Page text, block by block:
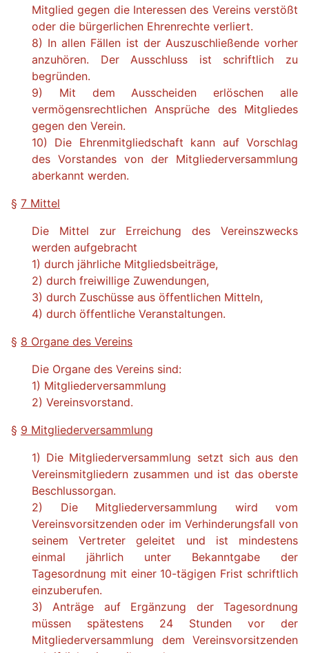
Mitglied gegen die Interessen des Vereins verstößt
oder die bürgerlichen Ehrenrechte verliert.
8) In allen Fällen ist der Auszuschließende vorher
anzuhören. Der Ausschluss ist schriftlich zu
begründen.
9) Mit dem Ausscheiden erlöschen alle
vermögensrechtlichen Ansprüche des Mitgliedes
gegen den Verein.
10) Die Ehrenmitgliedschaft kann auf Vorschlag
des Vorstandes von der Mitgliederversammlung
aberkannt werden.
§ 7 Mittel
Die Mittel zur Erreichung des Vereinszwecks
werden aufgebracht
1) durch jährliche Mitgliedsbeiträge,
2) durch freiwillige Zuwendungen,
3) durch Zuschüsse aus öffentlichen Mitteln,
4) durch öffentliche Veranstaltungen.
§ 8 Organe des Vereins
Die Organe des Vereins sind:
1) Mitgliederversammlung
2) Vereinsvorstand.
§ 9 Mitgliederversammlung
1) Die Mitgliederversammlung setzt sich aus den
Vereinsmitgliedern zusammen und ist das oberste
Beschlussorgan.
2) Die Mitgliederversammlung wird vom
Vereinsvorsitzenden oder im Verhinderungsfall von
seinem Vertreter geleitet und ist mindestens
einmal jährlich unter Bekanntgabe der
Tagesordnung mit einer 10-tägigen Frist schriftlich
einzuberufen.
3) Anträge auf Ergänzung der Tagesordnung
müssen spätestens 24 Stunden vor der
Mitgliederversammlung dem Vereinsvorsitzenden